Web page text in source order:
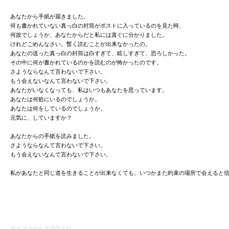
あなたから手紙が届きました。
何も書かれていない真っ白の封筒がポストに入っているのを見た時、
何故でしょうか、あなたからだと私には直ぐに分かりました。
けれどごめんなさい。暫く読むことが出来なかったの。
あなたの送った真っ白の封筒は白すぎて、眩しすぎて、恐ろしかった。
その中に何が書かれているのかを読むのが怖かったのです。
さようならなんて言わないで下さい。
もう会えないなんて言わないで下さい。
あなたがいなくなっても、私はいつもあなたを思っています。
あなたは何処にいるのでしょうか。
あなたは何をしているのでしょうか。
元気に、していますか？
あなたからの手紙を読みました。
さようならなんて言わないで下さい。
もう会えないなんて言わないで下さい。
私があなたと同じ道を生きることが出来なくても、いつかまた約束の場所で会えると信